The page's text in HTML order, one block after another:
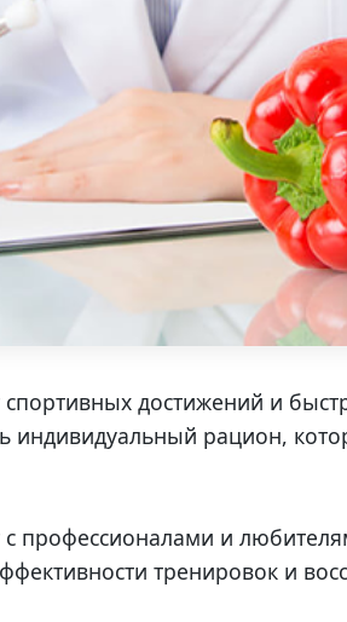
достижений и
индивидуальный рацион,
с профессионалами и
тренировок и